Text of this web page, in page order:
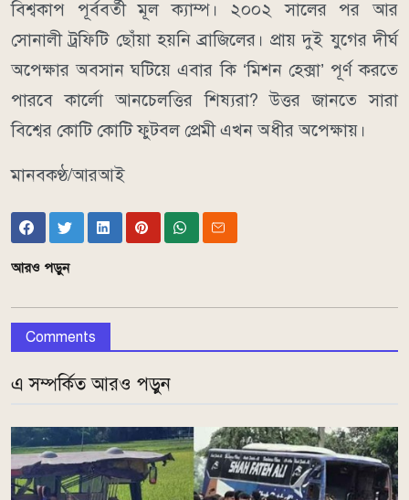
বিশ্বকাপ পূর্ববর্তী মূল ক্যাম্প। ২০০২ সালের পর আর
সোনালী ট্রফিটি ছোঁয়া হয়নি ব্রাজিলের। প্রায় দুই যুগের দীর্ঘ
অপেক্ষার অবসান ঘটিয়ে এবার কি ‘মিশন হেক্সা’ পূর্ণ করতে
পারবে কার্লো আনচেলত্তির শিষ্যরা? উত্তর জানতে সারা
বিশ্বের কোটি কোটি ফুটবল প্রেমী এখন অধীর অপেক্ষায়।
মানবকণ্ঠ/আরআই
আরও পড়ুন
Comments
এ সম্পর্কিত আরও পড়ুন